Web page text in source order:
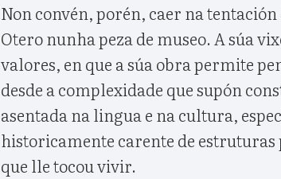
Non convén, porén, caer na
Otero nunha peza de museo. A súa
valores, en que a súa obra permite
desde a complexidade que supón
asentada na lingua e na cultura,
historicamente carente de
que lle tocou vivir.